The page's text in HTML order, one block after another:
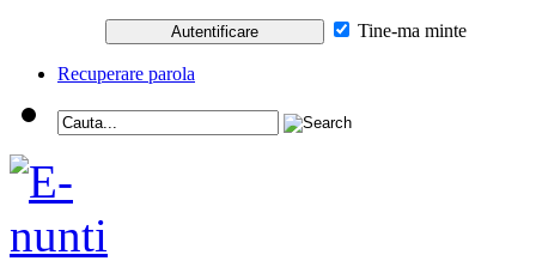
Tine-ma minte
Recuperare parola